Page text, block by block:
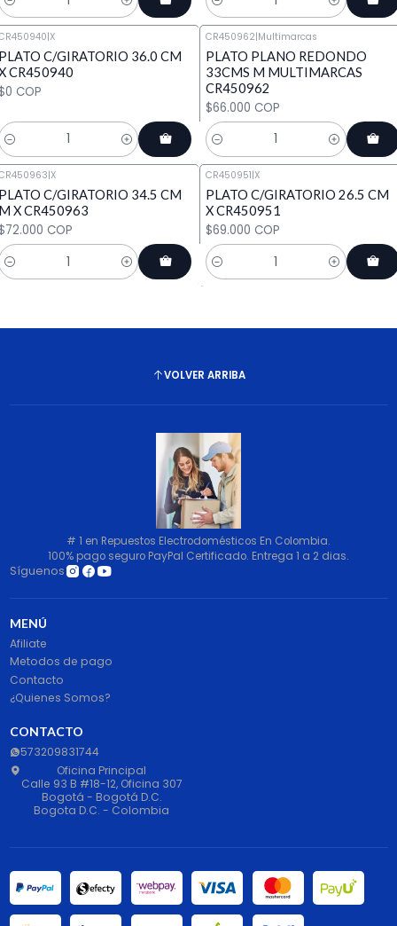
Cantidad
|X
C/GIRATORIO 36.0 CM
CR450940
COP
CR450962|Multimarcas
PLATO PLANO REDONDO
33CMS M MULTIMARCAS
CR450962
$66.000 COP
Cantidad
|X
C/GIRATORIO 34.5 CM
X CR450963
COP
CR450951|X
PLATO C/GIRATORIO 26.5 CM
X CR450951
$69.000 COP
Cantidad
VOLVER ARRIBA
# 1 en Repuestos Electrodomésticos En Colombia.
100% pago seguro PayPal Certificado. Entrega 1 a 2 dias.
Síguenos
MENÚ
Afiliate
Metodos de pago
Contacto
¿Quienes Somos?
CONTACTO
573209831744
Oficina Principal
Calle 93 B #18-12, Oficina 307
Bogotá - Bogotá D.C.
Bogota D.C. - Colombia